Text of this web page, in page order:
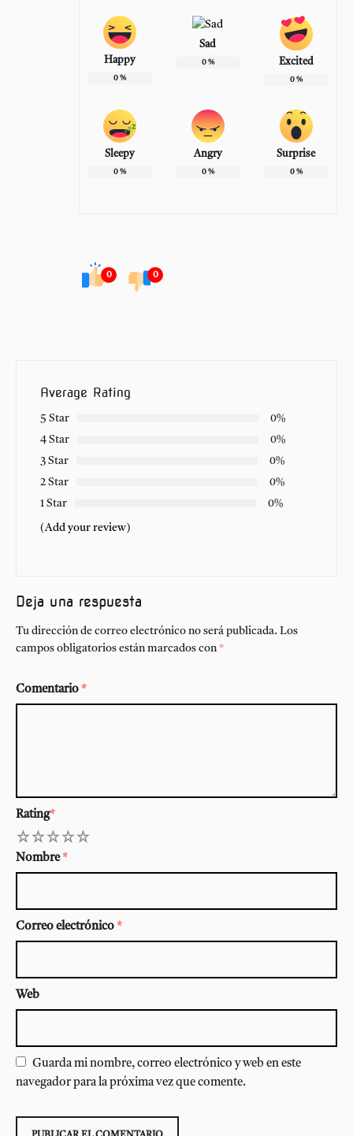
Happy
0%
Sad
0% Excited
0%
Sleepy
0%
Angry
0%
Surprise
0%
0 0
Average Rating
5 Star
0%
4 Star
0%
3 Star
0%
2 Star
0%
1 Star
0%
(Add your review)
Deja una respuesta
Tu dirección de correo electrónico no será publicada. Los
campos obligatorios están marcados con *
Comentario *
Rating*
5
4
3
2
Nombre*
Correo electrónico *
Web
Guarda mi nombre, correo electrónico y web en este
navegador para la próxima vez que comente.